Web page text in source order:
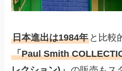
日本進出は1984年 と比較
「Paul Smith